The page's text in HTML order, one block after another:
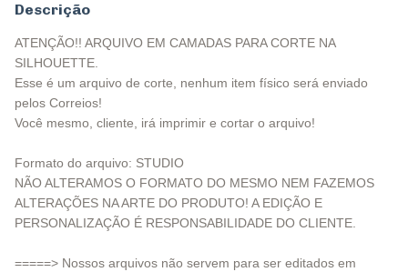
Descrição
ATENÇÃO!! ARQUIVO EM CAMADAS PARA CORTE NA
SILHOUETTE.
Esse é um arquivo de corte, nenhum item físico será enviado
pelos Correios!
Você mesmo, cliente, irá imprimir e cortar o arquivo!
Formato do arquivo: STUDIO
NÃO ALTERAMOS O FORMATO DO MESMO NEM FAZEMOS
ALTERAÇÕES NA ARTE DO PRODUTO! A EDIÇÃO E
PERSONALIZAÇÃO É RESPONSABILIDADE DO CLIENTE.
=====> Nossos arquivos não servem para ser editados em